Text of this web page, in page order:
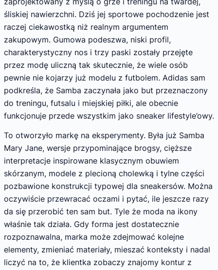
śliskiej nawierzchni. Dziś jej sportowe pochodzenie jest
raczej ciekawostką niż realnym argumentem
zakupowym. Gumowa podeszwa, niski profil,
charakterystyczny nos i trzy paski zostały przejęte
przez modę uliczną tak skutecznie, że wiele osób
pewnie nie kojarzy już modelu z futbolem. Adidas sam
podkreśla, że Samba zaczynała jako but przeznaczony
do treningu, futsalu i miejskiej piłki, ale obecnie
funkcjonuje przede wszystkim jako sneaker lifestyle’owy.
To otworzyło markę na eksperymenty. Była już Samba
Mary Jane, wersje przypominające brogsy, cięższe
interpretacje inspirowane klasycznym obuwiem
skórzanym, modele z plecioną cholewką i tylne części
pozbawione konstrukcji typowej dla sneakersów. Można
oczywiście przewracać oczami i pytać, ile jeszcze razy
da się przerobić ten sam but. Tyle że moda na ikony
właśnie tak działa. Gdy forma jest dostatecznie
rozpoznawalna, marka może zdejmować kolejne
elementy, zmieniać materiały, mieszać konteksty i nadal
liczyć na to, że klientka zobaczy znajomy kontur z